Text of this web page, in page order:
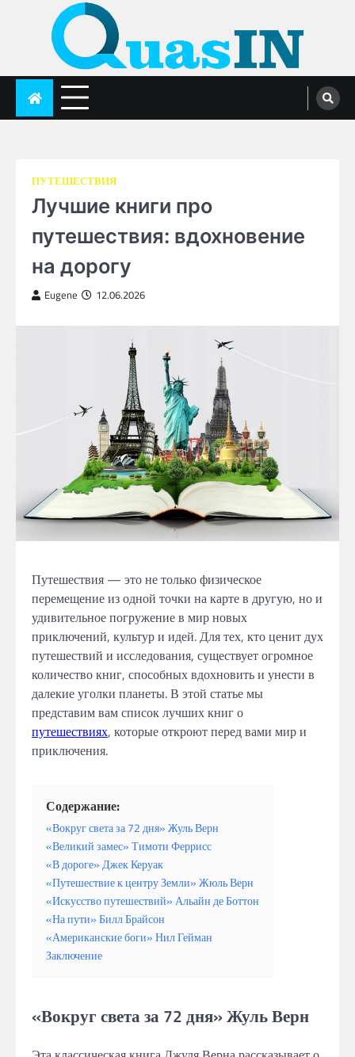
quasin.com
ПУТЕШЕСТВИЯ
Лучшие книги про
путешествия: вдохновение
на дорогу
Eugene 12.06.2026
Путешествия — это не только физическое
перемещение из одной точки на карте в другую, но и
удивительное погружение в мир новых
приключений, культур и идей. Для тех, кто ценит дух
путешествий и исследования, существует огромное
количество книг, способных вдохновить и унести в
далекие уголки планеты. В этой статье мы
представим вам список лучших книг о
путешествиях, которые откроют перед вами мир и
приключения.
Содержание:
«Вокруг света за 72 дня» Жуль Верн
«Великий замес» Тимоти Феррисс
«В дороге» Джек Керуак
«Путешествие к центру Земли» Жюль Верн
«Искусство путешествий» Альайн де Боттон
«На пути» Билл Брайсон
«Американские боги» Нил Гейман
Заключение
«Вокруг света за 72 дня» Жуль Верн